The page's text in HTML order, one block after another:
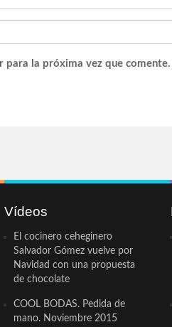
para la próxima vez que comente.
Vídeos
El cocinero ceheginero
Salvador Gómez vuelve por
Navidad con una propuesta
de chocolate
COOL BODAS. Pedida de
mano. Noviembre 2015